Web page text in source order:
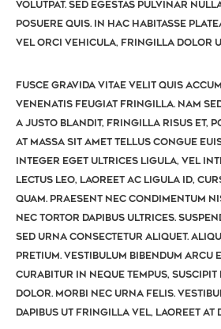
volutpat. Sed egestas pulvinar
posuere quis. In hac habitasse
vel orci vehicula, fringilla dolor
Fusce gravida vitae velit quis
venenatis feugiat fringilla. Nam
a justo blandit, fringilla risus et,
at massa sit amet tellus congue
Integer eget ultrices ligula, vel
lectus leo, laoreet ac ligula id,
quam. Praesent nec condimentum
nec tortor dapibus ultrices.
sed urna consectetur aliquet.
pretium. Vestibulum bibendum arcu
Curabitur in neque tempus, suscipit
dolor. Morbi nec urna felis.
dapibus ut fringilla vel, laoreet at